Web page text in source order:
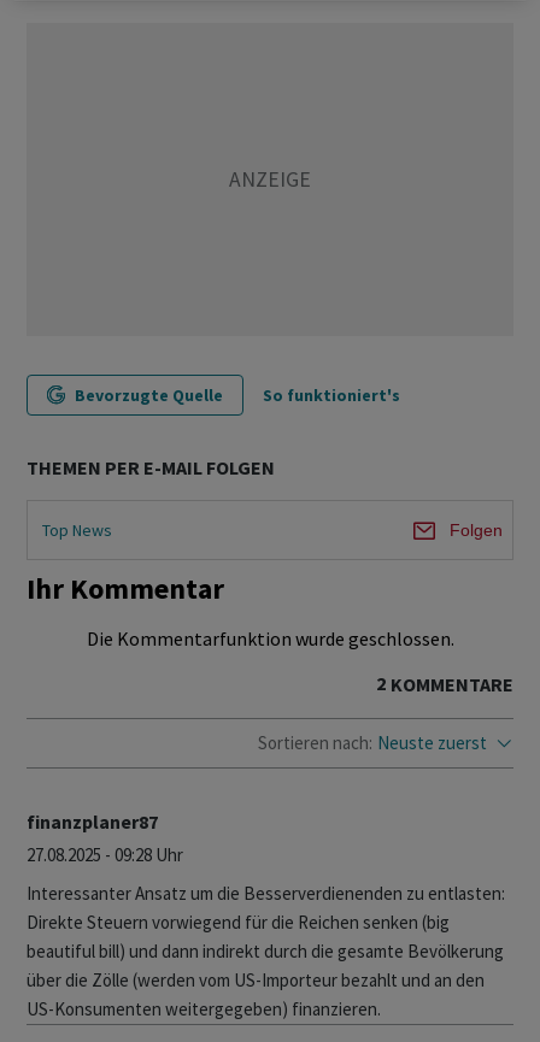
Bevorzugte Quelle So funktioniert's
THEMEN PER E-MAIL FOLGEN
Top News Folgen
Ihr Kommentar
Die Kommentarfunktion wurde geschlossen.
2 KOMMENTARE
Sortieren nach: Neuste zuerst
finanzplaner87
27.08.2025 - 09:28 Uhr
Interessanter Ansatz um die Besserverdienenden zu entlasten:
Direkte Steuern vorwiegend für die Reichen senken (big
beautiful bill) und dann indirekt durch die gesamte Bevölkerung
über die Zölle (werden vom US-Importeur bezahlt und an den
US-Konsumenten weitergegeben) finanzieren.